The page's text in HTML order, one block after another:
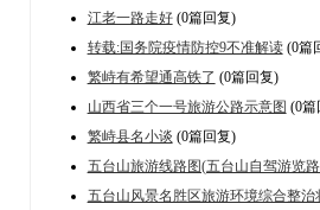
江老一路走好(0篇回复)
转载:国务院疫情防控9不准解读(0篇
繁峙有希望通高铁了 (0篇回复)
山西省三个一号旅游公路示意图 (0篇
繁峙县名小谈 (0篇回复)
五台山旅游线路图(五台山自驾游览
五台山风景名胜区旅游环境综合整治